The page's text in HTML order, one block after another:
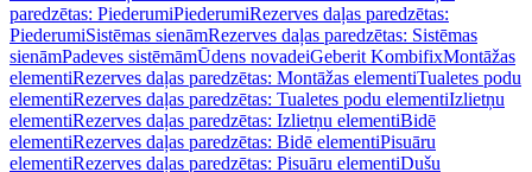
paredzētas: PiederumiPiederumiRezerves daļas paredzētas:
PiederumiSistēmas sienāmRezerves daļas paredzētas: Sistēmas
sienāmPadeves sistēmāmŪdens novadeiGeberit KombifixMontāžas
elementiRezerves daļas paredzētas: Montāžas elementiTualetes podu
elementiRezerves daļas paredzētas: Tualetes podu elementiIzlietņu
elementiRezerves daļas paredzētas: Izlietņu elementiBidē
elementiRezerves daļas paredzētas: Bidē elementiPisuāru
elementiRezerves daļas paredzētas: Pisuāru elementiDušu